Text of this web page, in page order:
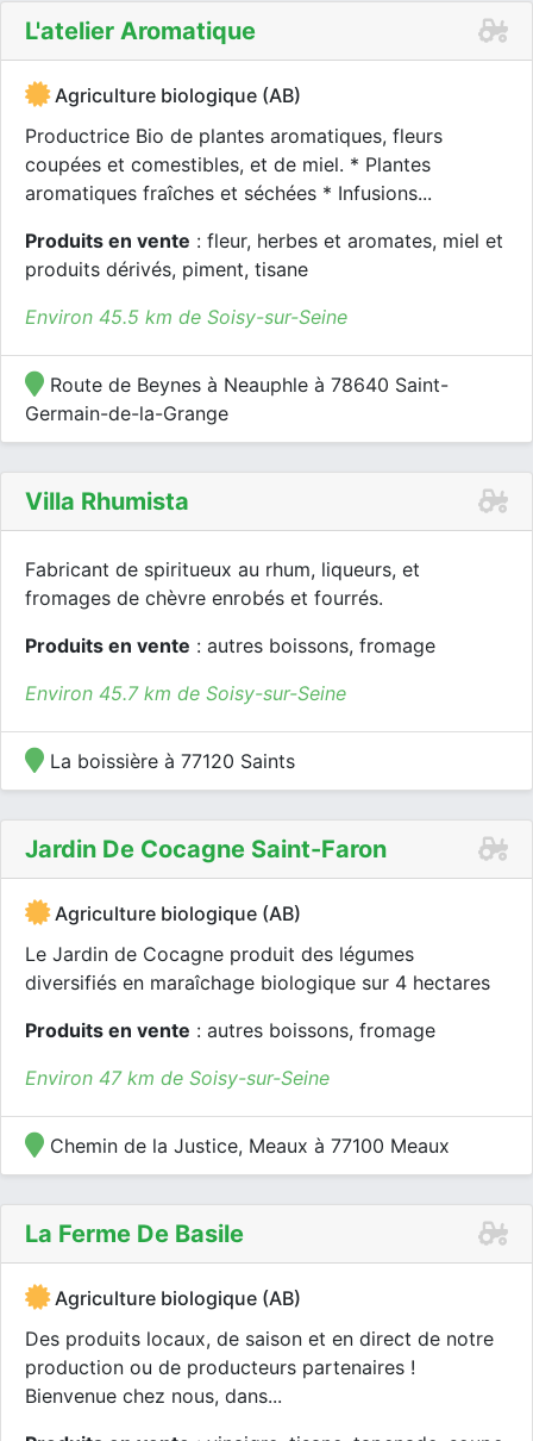
L'atelier Aromatique
Agriculture biologique (AB)
Productrice Bio de plantes aromatiques, fleurs
coupées et comestibles, et de miel. * Plantes
aromatiques fraîches et séchées * Infusions...
Produits en vente : fleur, herbes et aromates, miel et
produits dérivés, piment, tisane
Environ 45.5 km de Soisy-sur-Seine
Route de Beynes à Neauphle à 78640 Saint-
Germain-de-la-Grange
Villa Rhumista
Fabricant de spiritueux au rhum, liqueurs, et
fromages de chèvre enrobés et fourrés.
Produits en vente : autres boissons, fromage
Environ 45.7 km de Soisy-sur-Seine
La boissière à 77120 Saints
Jardin De Cocagne Saint-Faron
Agriculture biologique (AB)
Le Jardin de Cocagne produit des légumes
diversifiés en maraîchage biologique sur 4 hectares
Produits en vente : autres boissons, fromage
Environ 47 km de Soisy-sur-Seine
Chemin de la Justice, Meaux à 77100 Meaux
La Ferme De Basile
Agriculture biologique (AB)
Des produits locaux, de saison et en direct de notre
production ou de producteurs partenaires !
Bienvenue chez nous, dans...